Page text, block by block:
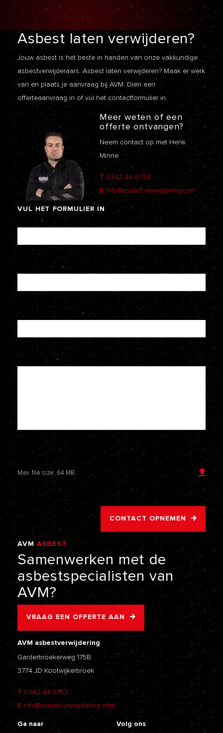
Asbest latenverwijderen?
Jouw asbest is het beste in handen van onze vakkundige
asbestverwijderaars. Asbest laten verwijderen? Maak er werk
van en plaats je aanvraag bij AVM. Dien een
offerteaanvraagin of vul het contactformulier in.
Meer weten of een
offerte ontvangen?
Neem contact op met Henk
Minne
T 0342 44 0753
E info@asbest-verwijdering.com
VUL HET FORMULIER IN
Naam *
E-mailadres *
Telefoonnummer *
Je bericht *
Voeg een bijlage toe
Max. file size: 64 MB.
CONTACT OPNEMEN
AVM ASBEST
VERWIJDERING
Samenwerken met de
asbestspecialisten van
AVM?
VRAAG EEN OFFERTE AAN
AVM asbestverwijdering
Garderbroekerweg 175B
3774 JD Kootwijkerbroek
T 0342 44 0753
E info@asbest-verwijdering.com
Ga naar
Volg ons